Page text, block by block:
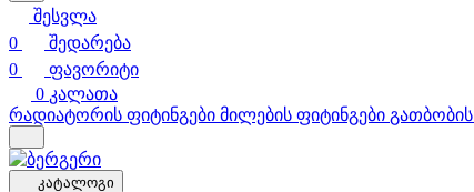
შესვლა
0
შედარება
0
ფავორიტი
0 კალათა
რადიატორის ფიტინგები მილების ფიტინგები
კატალოგი